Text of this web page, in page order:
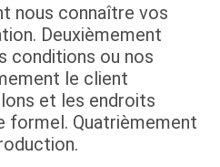
nous connaître vos
Deuxièmement
conditions ou nos
le client
et les endroits
formel. Quatrièmement